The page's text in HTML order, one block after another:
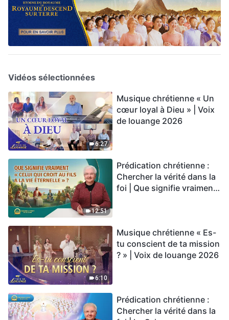
Vidéos sélectionnées
6:27
Musique chrétienne « Un
cœur loyal à Dieu » | Voix
de louange 2026
12:51
Prédication chrétienne :
Chercher la vérité dans la
foi | Que signifie vraiment
6:10
Musique chrétienne « Es-
tu conscient de ta mission
? » | Voix de louange 2026
Prédication chrétienne :
Chercher la vérité dans la